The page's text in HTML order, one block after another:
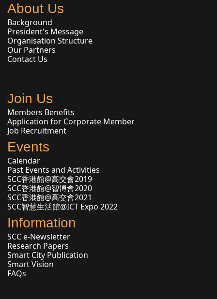
About Us
Background
President's Message
Organisation Structure
Our Partners
Contact Us
Join Us
Members Benefits
Application for Corporate Member
Job Recruitment
Events
Calendar
Past Events and Activities
SCC香港館@高交會2019
SCC香港館@智博會2020
SCC香港館@高交會2021
SCC智慧生活館@ICT Expo 2022
Information
SCC e-Newsletter
Research Papers
Smart City Publication
Smart Vision
FAQs